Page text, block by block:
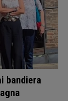
bandiera